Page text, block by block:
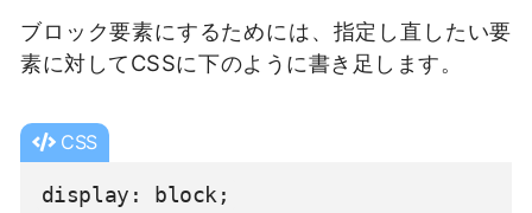
	<span class="
inline-block
">インライ
ンブロック要素</span>
ンブロック要素</span>
ブロック要素にするためには、指定し直したい要
素に対してCSSに下のように書き足します。
CSS
display: block;